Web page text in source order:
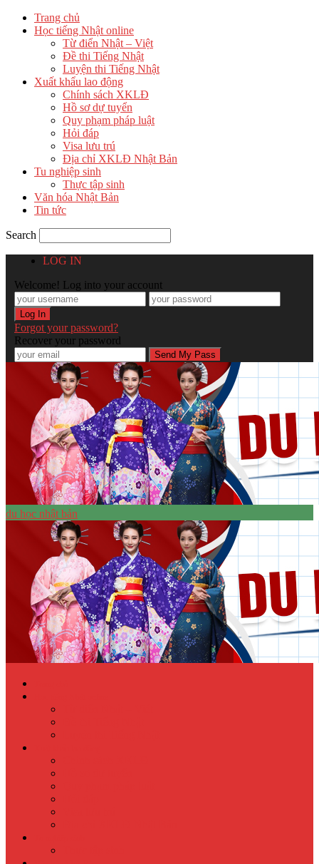
Trang chủ
Học tiếng Nhật online
Từ điển Nhật – Việt
Đề thi Tiếng Nhật
Luyện thi Tiếng Nhật
Xuất khẩu lao động
Chính sách XKLĐ
Hồ sơ dự tuyển
Quy phạm pháp luật
Hỏi đáp
Visa lưu trú
Địa chỉ XKLĐ Nhật Bản
Tu nghiệp sinh
Thực tập sinh
Văn hóa Nhật Bản
Tin tức
Search
LOG IN
Welcome! Log into your account
Forgot your password?
Recover your password
du học nhật bản